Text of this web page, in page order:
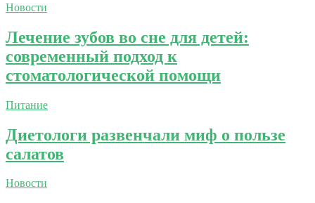
Новости
Лечение зубов во сне для детей:
современный подход к
стоматологической помощи
Питание
Диетологи развенчали миф о пользе
салатов
Новости